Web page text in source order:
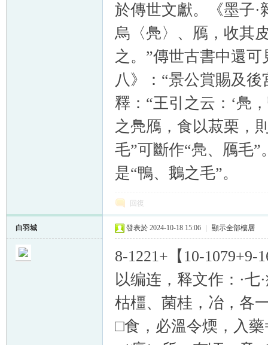
於傳世文獻。《墨子
烏〈鳧〉、鴈，收其
之。”傳世古書中還可
八》：“景公賞賜及
釋：“王引之云：‘鳧
之鳧鴈，食以菽栗，
毛”可斷作“鳧、鴈毛
是“鴨、鵝之毛”。
回復
白羽城 發表於 2024-10-18 15:06 顯示全部樓層
8-1221+【10-1079+9-
以编连，释文作：·
枯橿、菌桂，冶，各
□食，必溫令煗，入